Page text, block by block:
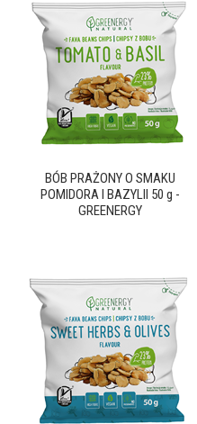
BÓB PRAŻONY O SMAKU
POMIDORA I BAZYLII 50 g -
GREENERGY